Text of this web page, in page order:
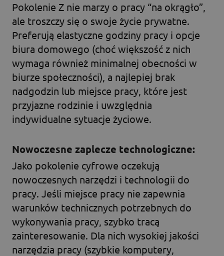
Pokolenie Z nie marzy o pracy “na okrągło”,
ale troszczy się o swoje życie prywatne.
Preferują elastyczne godziny pracy i opcje
biura domowego (choć większość z nich
wymaga również minimalnej obecności w
biurze społeczności), a najlepiej brak
nadgodzin lub miejsce pracy, które jest
przyjazne rodzinie i uwzględnia
indywidualne sytuacje życiowe.
Nowoczesne zaplecze technologiczne:
Jako pokolenie cyfrowe oczekują
nowoczesnych narzędzi i technologii do
pracy. Jeśli miejsce pracy nie zapewnia
warunków technicznych potrzebnych do
wykonywania pracy, szybko tracą
zainteresowanie. Dla nich wysokiej jakości
narzędzia pracy (szybkie komputery,